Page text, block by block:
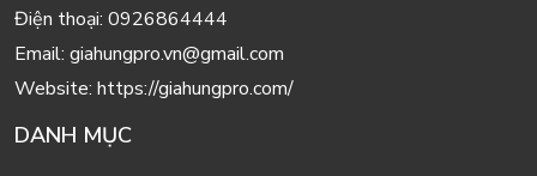
Điện thoại: 0926864444
Email: giahungpro.vn@gmail.com
Website: https://giahungpro.com/
DANH MỤC